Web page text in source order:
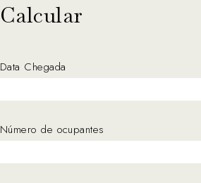
Calcular
Data Chegada
Número de ocupantes